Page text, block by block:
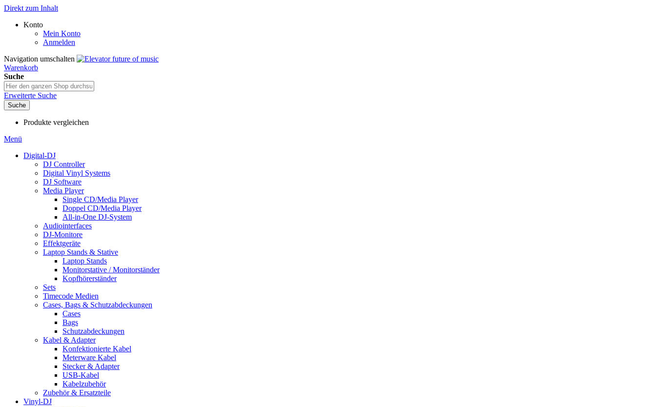
Direkt zum Inhalt
Konto
Mein Konto
Anmelden
Navigation umschalten
Warenkorb
Suche
Erweiterte Suche
Suche
Produkte vergleichen
Menü
Digital-DJ
DJ Controller
Digital Vinyl Systems
DJ Software
Media Player
Single CD/Media Player
Doppel CD/Media Player
All-in-One DJ-System
Audiointerfaces
DJ-Monitore
Effektgeräte
Laptop Stands & Stative
Laptop Stands
Monitorstative / Monitorständer
Kopfhörerständer
Sets
Timecode Medien
Cases, Bags & Schutzabdeckungen
Cases
Bags
Schutzabdeckungen
Kabel & Adapter
Konfektionierte Kabel
Meterware Kabel
Stecker & Adapter
USB-Kabel
Kabelzubehör
Zubehör & Ersatzteile
Vinyl-DJ